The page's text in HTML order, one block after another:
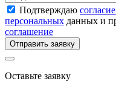
Подтверждаю
персональных данных и
соглашение
Отправить заявку
Оставьте заявку